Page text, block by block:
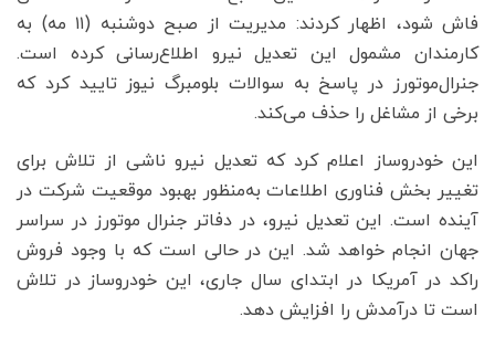
فاش شود، اظهار کردند: مدیریت از صبح دوشنبه (۱۱ مه) به
کارمندان مشمول این تعدیل نیرو اطلاع‌رسانی کرده است.
جنرال‌موتورز در پاسخ به سوالات بلومبرگ نیوز تایید کرد که
برخی از مشاغل را حذف می‌کند.
این خودروساز اعلام کرد که تعدیل نیرو ناشی از تلاش برای
تغییر بخش فناوری اطلاعات به‌منظور بهبود موقعیت شرکت در
آینده است. این تعدیل نیرو، در دفاتر جنرال موتورز در سراسر
جهان انجام خواهد شد. این در حالی است که با وجود فروش
راکد در آمریکا در ابتدای سال جاری، این خودروساز در تلاش
است تا درآمدش را افزایش دهد.